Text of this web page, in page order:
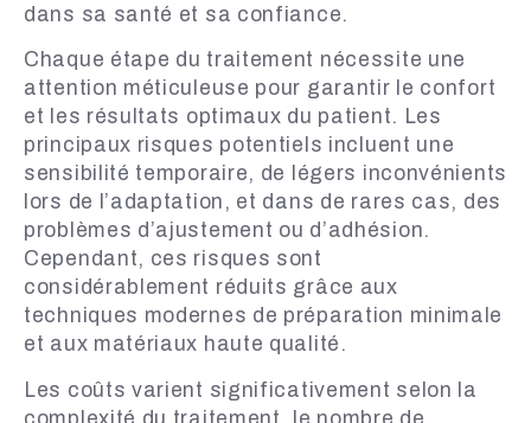
dans sa santé et sa confiance.
Chaque étape du traitement nécessite une
attention méticuleuse pour garantir le confort
et les résultats optimaux du patient. Les
principaux risques potentiels incluent une
sensibilité temporaire, de légers inconvénients
lors de l’adaptation, et dans de rares cas, des
problèmes d’ajustement ou d’adhésion.
Cependant, ces risques sont
considérablement réduits grâce aux
techniques modernes de préparation minimale
et aux matériaux haute qualité.
Les coûts varient significativement selon la